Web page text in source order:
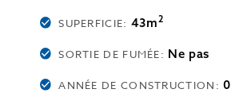
SUPERFICIE: 43m2
SORTIE DE FUMÉE: Ne pas
ANNÉE DE CONSTRUCTION:0